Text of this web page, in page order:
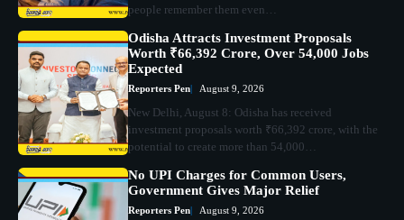
people remember them even…
Odisha Attracts Investment Proposals
Worth ₹66,392 Crore, Over 54,000 Jobs
Expected
Reporters Pen August 9, 2026
New Delhi, August 8: Odisha has received
investment proposals worth ₹66,392 crore, with the
potential to create more than 54,000…
No UPI Charges for Common Users,
Government Gives Major Relief
Reporters Pen August 9, 2026